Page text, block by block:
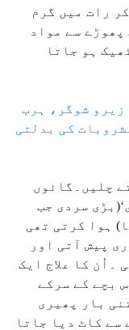
رات میں گرم
سے مواد
ہو جاتا
زیرو شوگر، ہرب
کی بدلتی
چلیں۔گائوں
سردی جب
ہوا کرتی تھی
پیش آتی اور
۔اُن کا علاج ایک
بچے کے سرکے
بار پھیری
سے کاٹ دیا جاتا